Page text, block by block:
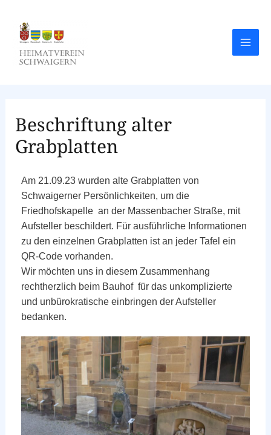
Beschriftung alter
Grabplatten
Am 21.09.23 wurden alte Grabplatten von
Schwaigerner Persönlichkeiten, um die
Friedhofskapelle an der Massenbacher Straße, mit
Aufsteller beschildert. Für ausführliche Informationen
zu den einzelnen Grabplatten ist an jeder Tafel ein
QR-Code vorhanden.
Wir möchten uns in diesem Zusammenhang
rechtherzlich beim Bauhof für das unkomplizierte
und unbürokratische einbringen der Aufsteller
bedanken.